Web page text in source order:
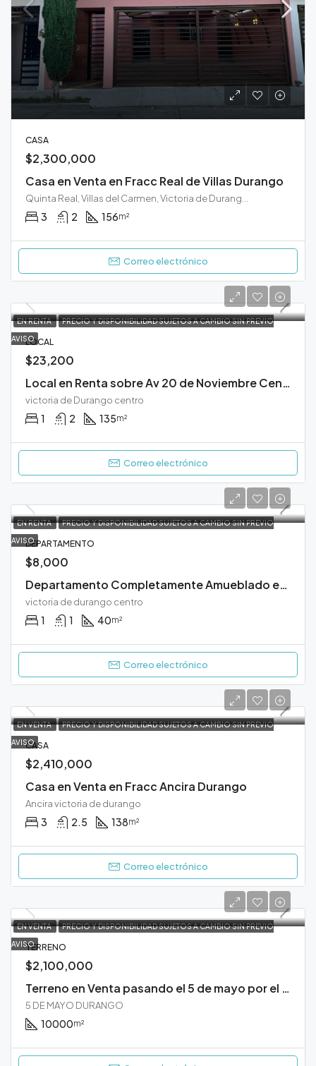
CASA
$2,300,000
Casa en Venta en Fracc Real de Villas Durango
3 2 156m²
Correo electrónico
EN RENTA PRECIO Y DISPONIBILIDAD SUJETOS A CAMBIO SIN PREVIO
AVISOLOCAL
$23,200
Local en Renta sobre Av 20 de Noviembre Centro Durango
victoria de Durango centro
1 2 135m²
Correo electrónico
EN RENTA PRECIO Y DISPONIBILIDAD SUJETOS A CAMBIO SIN PREVIO
AVISODEPARTAMENTO
$8,000
Departamento Completamente Amueblado en Renta en Zona Centro Durango
victoria de durango centro
1 1 40m²
Correo electrónico
EN VENTA PRECIO Y DISPONIBILIDAD SUJETOS A CAMBIO SIN PREVIO
AVISOCASA
$2,410,000
Casa en Venta en Fracc Ancira Durango
Ancira victoria de durango
3 2.5 138m²
Correo electrónico
EN VENTA PRECIO Y DISPONIBILIDAD SUJETOS A CAMBIO SIN PREVIO
AVISOTERRENO
$2,100,000
Terreno en Venta pasando el 5 de mayo por el puerto seco Durango
5 DE MAYO DURANGO
10000m²